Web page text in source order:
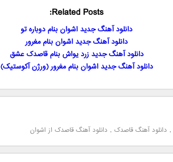
Related Posts:
دانلود آهنگ جدید اشوان بنام دوباره تو
دانلود آهنگ جدید اشوان بنام مغرور
دانلود آهنگ جدید زرد یواش بنام قاصدک عشق
دانلود آهنگ جدید اشوان بنام مغرور (ورژن آکوستیک)
, دانلود آهنگ قاصدک , دانلود آهنگ قاصدک از اشوان